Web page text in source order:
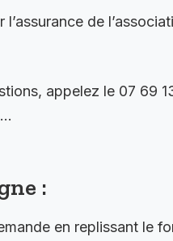
de
appelez le 07 69
:
en replissant le